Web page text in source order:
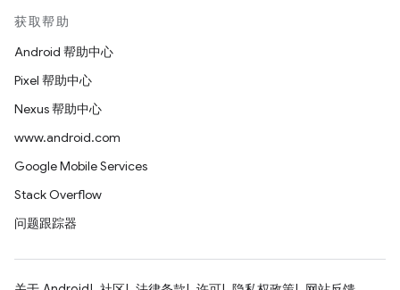
获取帮助
Android 帮助中心
Pixel 帮助中心
Nexus 帮助中心
www.android.com
Google Mobile Services
Stack Overflow
问题跟踪器